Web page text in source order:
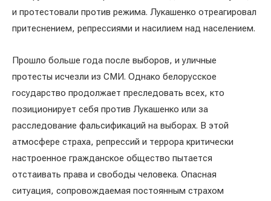
и протестовали против режима. Лукашенко отреагировал
притеснением, репрессиями и насилием над населением.
Прошло больше года после выборов, и уличные
протесты исчезли из СМИ. Однако белорусское
государство продолжает преследовать всех, кто
позиционирует себя против Лукашенко или за
расследование фальсификаций на выборах. В этой
атмосфере страха, репрессий и террора критически
настроенное гражданское общество пытается
отстаивать права и свободы человека. Опасная
ситуация, сопровождаемая постоянным страхом